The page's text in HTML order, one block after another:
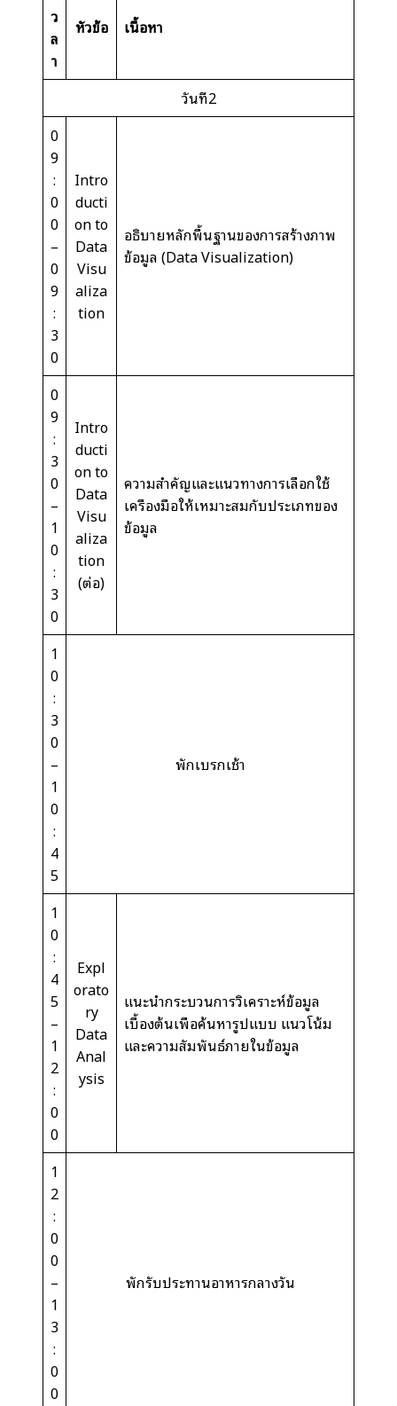
ว
ล
า
หัวข้อ เนื้อหา
วันที่2
0
9
:
0
0
–
0
9
:
3
0
Intro
ducti
on to
Data
Visu
aliza
tion
อธิบายหลักพื้นฐานของการสร้างภาพ
ข้อมูล (Data Visualization)
0
9
:
3
0
–
1
0
:
3
0
Intro
ducti
on to
Data
Visu
aliza
tion
(ต่อ)
ความสำคัญและแนวทางการเลือกใช้
เครื่องมือให้เหมาะสมกับประเภทของ
ข้อมูล
1
0
:
3
0
–
1
0
:
4
5
พักเบรกเช้า
1
0
:
4
5
–
1
2
:
0
0
Expl
orato
ry
Data
Anal
ysis
แนะนำกระบวนการวิเคราะห์ข้อมูล
เบื้องต้นเพื่อค้นหารูปแบบ แนวโน้ม
และความสัมพันธ์ภายในข้อมูล
1
2
:
0
0
–
1
3
:
0
0
พักรับประทานอาหารกลางวัน